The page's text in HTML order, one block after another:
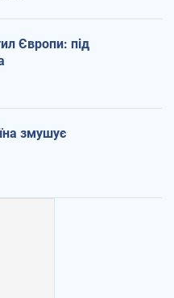
Європи: під
змушує